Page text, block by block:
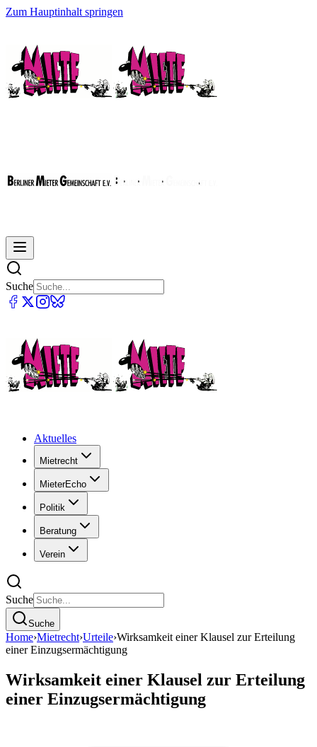
Zum Hauptinhalt springen
Suche
Aktuelles
Mietrecht
MieterEcho
Politik
Beratung
Verein
Suche
Suche
Home›Mietrecht›Urteile›Wirksamkeit einer Klausel zur Erteilung
einer Einzugsermächtigung
Wirksamkeit einer Klausel zur Erteilung
einer Einzugsermächtigung